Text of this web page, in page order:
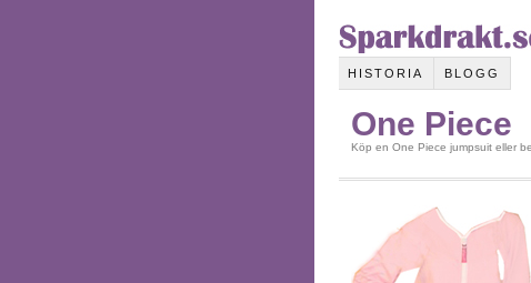
HISTORIA BLOGG
One Piece
Köp en One Piece jumpsuit eller